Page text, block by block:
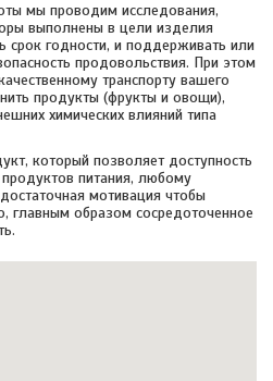
мы проводим исследования,
выполнены в цели изделия
срок годности, и поддерживать или
продовольствия. При этом
транспорту вашего
продукты (фрукты и овощи),
химических влияний типа
который позволяет доступность
питания, любому
мотивация чтобы
главным образом сосредоточенное